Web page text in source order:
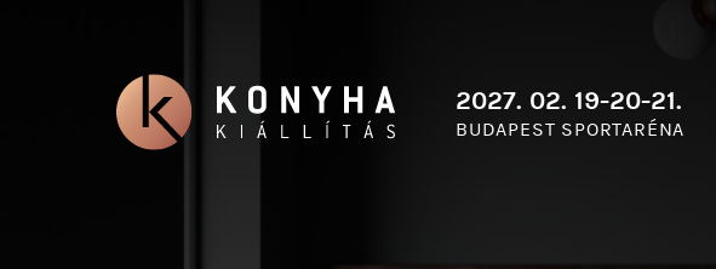
2027. 02. 19-20-21.
BUDAPEST SPORTARÉNA